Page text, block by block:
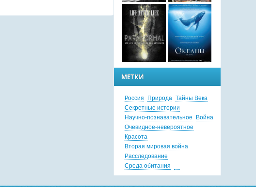
МЕТКИ
Россия Природа Тайны Века
Секретные истории
Научно-познавательное
Война
Очевидное-невероятное
Красота
Вторая мировая война
Расследование
Среда обитания ---